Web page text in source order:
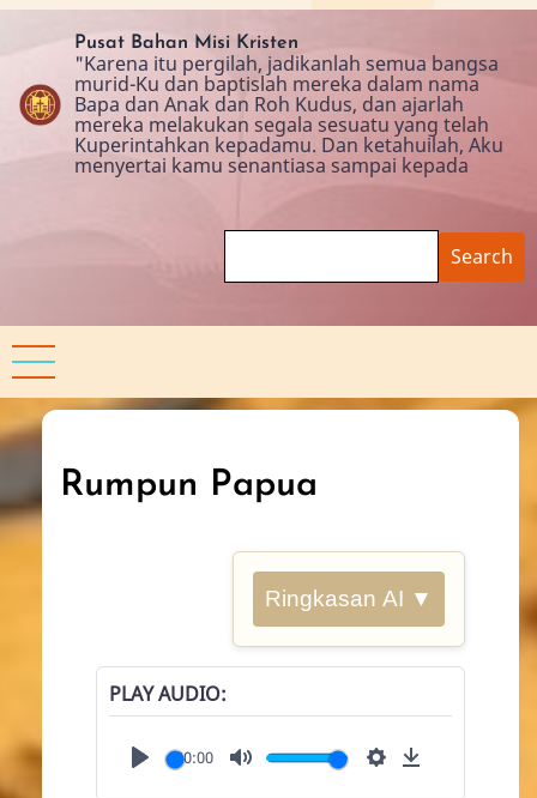
Skip
content
Pusat Bahan Misi Kristen
"Karena itu pergilah, jadikanlah semua bangsa
murid-Ku dan baptislah mereka dalam nama
Bapa dan Anak dan Roh Kudus, dan ajarlah
mereka melakukan segala sesuatu yang telah
Kuperintahkan kepadamu. Dan ketahuilah, Aku
menyertai kamu senantiasa sampai kepada
Rumpun Papua
Ringkasan AI ▼
PLAY AUDIO
00:00